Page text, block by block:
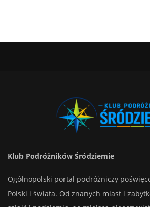
Klub Podróżników Śródziemie
Ogólnopolski portal podróżniczy
Polski i świata. Od znanych miast i